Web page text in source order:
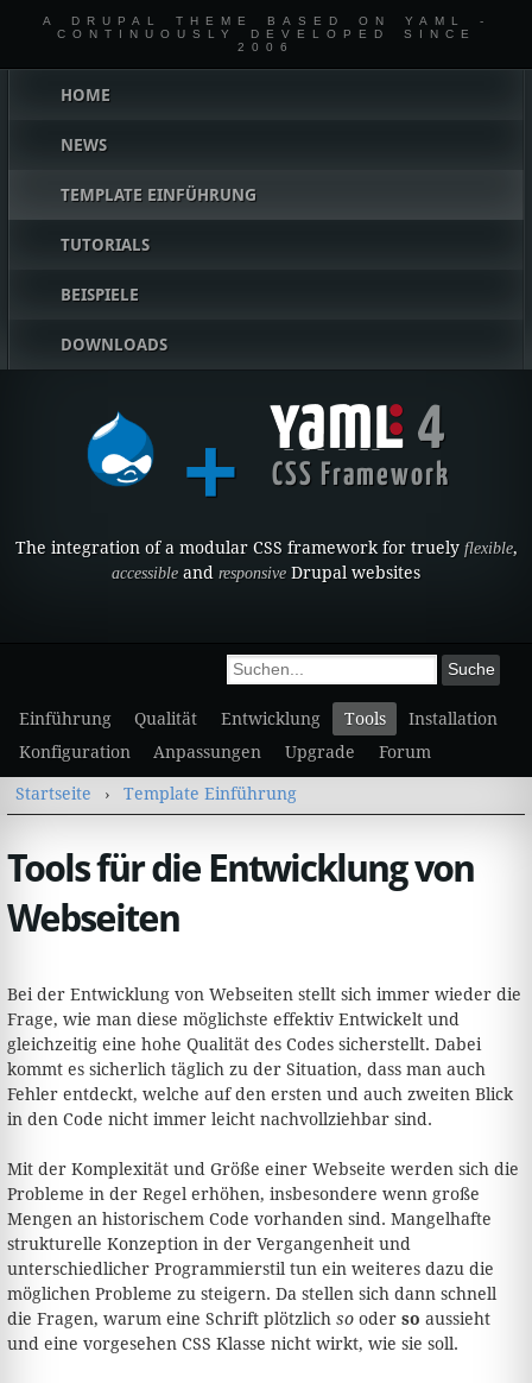
A DRUPAL THEME BASED ON YAML -
CONTINUOUSLY DEVELOPED SINCE
2006
Hauptmenü
HOME
NEWS
TEMPLATE EINFÜHRUNG
TUTORIALS
BEISPIELE
DOWNLOADS
+ YAML
4
CSS Framework
The integration of a modular CSS framework for truely flexible,
accessible and responsive Drupal websites
Suchformular
Suche
Sekundärmenü
Einführung Qualität Entwicklung Tools
Installation
Konfiguration
Anpassungen Upgrade Forum
Sie sind hier
Startseite › Template Einführung
Tools für die Entwicklung von
Webseiten
Bei der Entwicklung von Webseiten stellt sich immer wieder die
Frage, wie man diese möglichste effektiv Entwickelt und
gleichzeitig eine hohe Qualität des Codes sicherstellt. Dabei
kommt es sicherlich täglich zu der Situation, dass man auch
Fehler entdeckt, welche auf den ersten und auch zweiten Blick
in den Code nicht immer leicht nachvollziehbar sind.
Mit der Komplexität und Größe einer Webseite werden sich die
Probleme in der Regel erhöhen, insbesondere wenn große
Mengen an historischem Code vorhanden sind. Mangelhafte
strukturelle Konzeption in der Vergangenheit und
unterschiedlicher Programmierstil tun ein weiteres dazu die
möglichen Probleme zu steigern. Da stellen sich dann schnell
die Fragen, warum eine Schrift plötzlich so oder so aussieht
und eine vorgesehen CSS Klasse nicht wirkt, wie sie soll.